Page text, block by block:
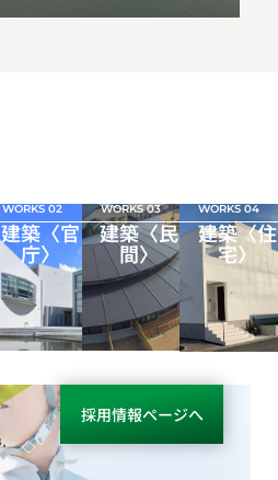
WORKS 02
建築〈官
庁〉
WORKS 03
建築〈民
間〉
WORKS 04
建築〈住
宅〉
採用情報ページへ